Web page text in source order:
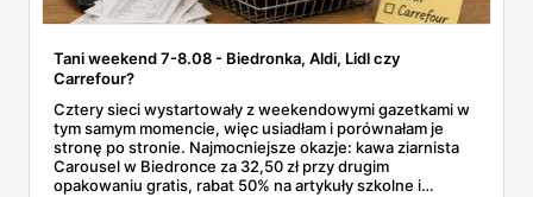
Tani weekend 7-8.08 - Biedronka, Aldi, Lidl czy
Carrefour?
Cztery sieci wystartowały z weekendowymi gazetkami w
tym samym momencie, więc usiadłam i porównałam je
stronę po stronie. Najmocniejsze okazje: kawa ziarnista
Carousel w Biedronce za 32,50 zł przy drugim
opakowaniu gratis, rabat 50% na artykuły szkolne i